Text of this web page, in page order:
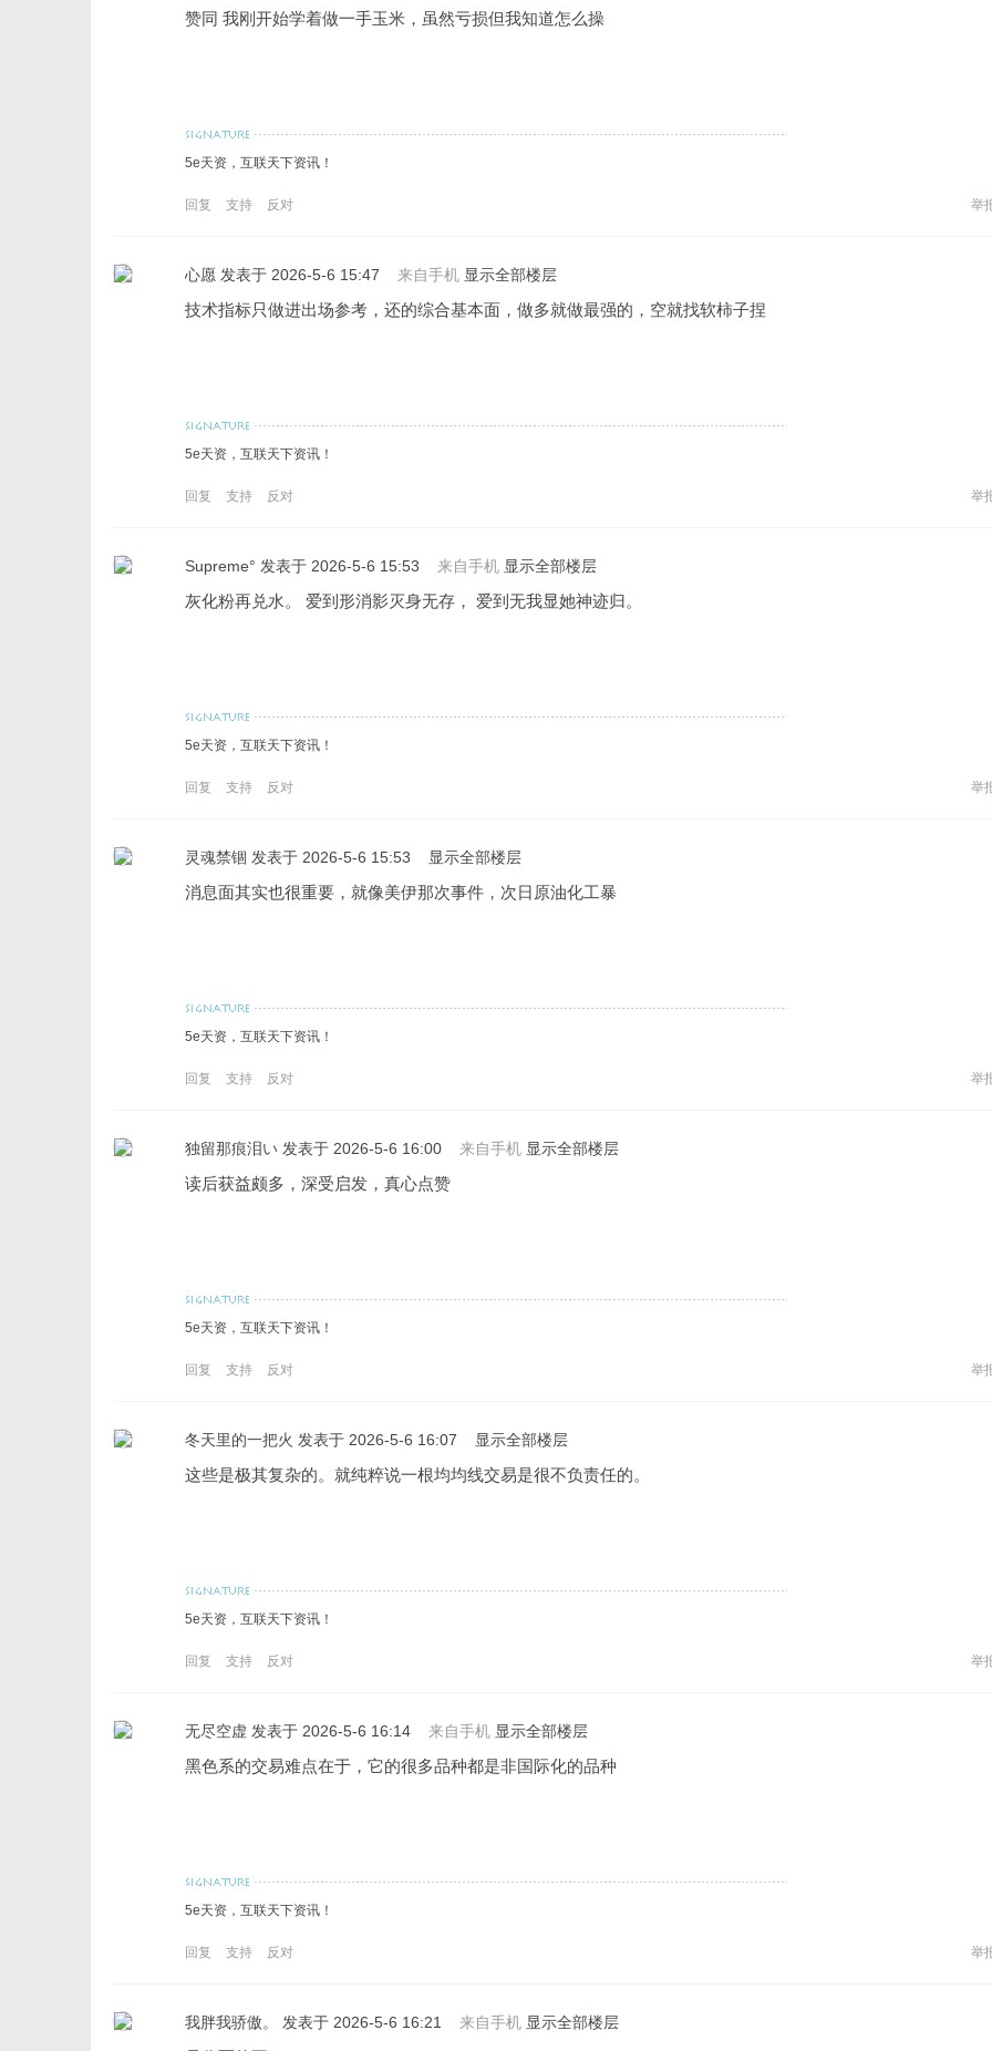
赞同 我刚开始学着做一手玉米，虽然亏损但我知道怎么操
5e天资，互联天下资讯！
回复 支持 反对 举
心愿 发表于 2026-5-6 15:47 来自手机 显示全部楼层
技术指标只做进出场参考，还的综合基本面，做多就做最强的，空就找软柿子捏
5e天资，互联天下资讯！
回复 支持 反对 举
Supreme° 发表于 2026-5-6 15:53 来自手机 显示全部楼层
灰化粉再兑水。 爱到形消影灭身无存， 爱到无我显她神迹归。
5e天资，互联天下资讯！
回复 支持 反对 举
灵魂禁锢 发表于 2026-5-6 15:53 显示全部楼层
消息面其实也很重要，就像美伊那次事件，次日原油化工暴
5e天资，互联天下资讯！
回复 支持 反对 举
独留那痕泪い 发表于 2026-5-6 16:00 来自手机 显示全部楼层
读后获益颇多，深受启发，真心点赞
5e天资，互联天下资讯！
回复 支持 反对 举
冬天里的一把火 发表于 2026-5-6 16:07 显示全部楼层
这些是极其复杂的。就纯粹说一根均均线交易是很不负责任的。
5e天资，互联天下资讯！
回复 支持 反对 举
无尽空虚 发表于 2026-5-6 16:14 来自手机 显示全部楼层
黑色系的交易难点在于，它的很多品种都是非国际化的品种
5e天资，互联天下资讯！
回复 支持 反对 举
我胖我骄傲。 发表于 2026-5-6 16:21 来自手机 显示全部楼层